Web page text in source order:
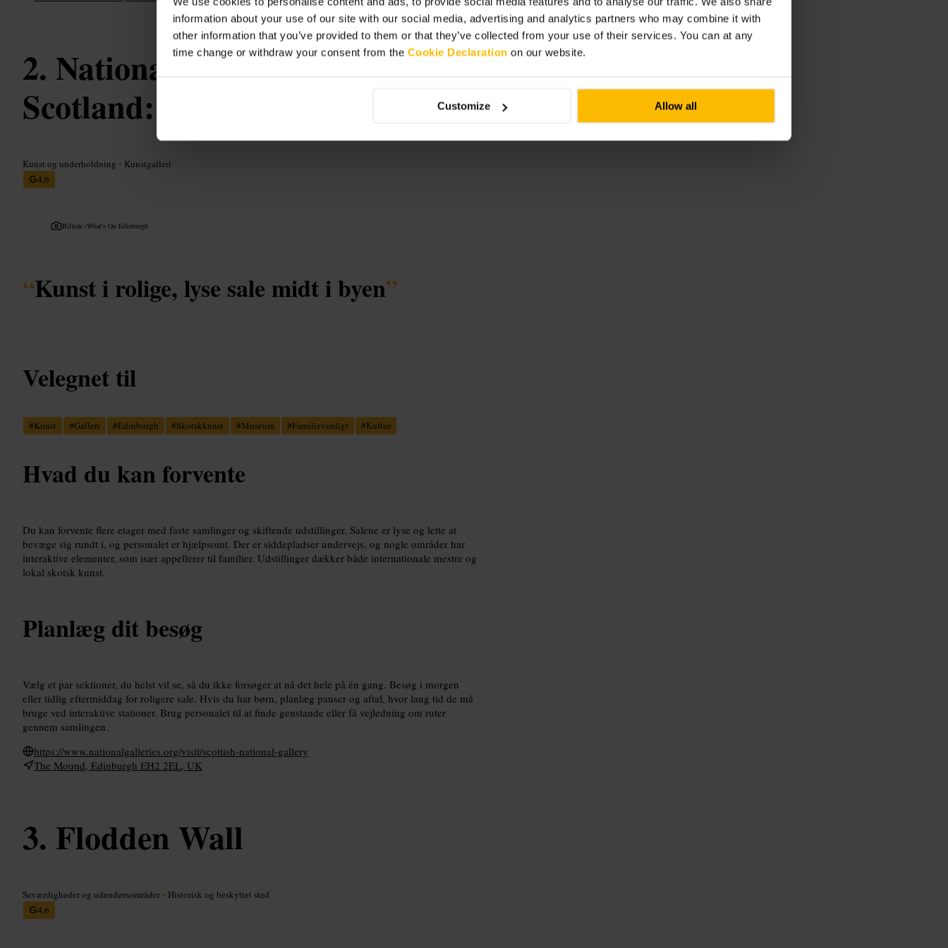
information about your use of our site with our social media, advertising and analytics partners who may combine it with
other information that you’ve provided to them or that they’ve collected from your use of their services. You can at any
time change or withdraw your consent from the Cookie Declaration on our website.
Customize Allow all
National Galleries of
Scotland: National
Kunst og underholdning • Kunstgalleri
4,6
Billede /What's On Edinburgh
“Kunst i rolige, lyse sale midt i byen”
Velegnet til
#Kunst #Galleri #Edinburgh #Skotskkunst #Museum #Familievenligt #Kultur
Hvad du kan forvente
Du kan forvente flere etager med faste samlinger og skiftende udstillinger. Salene er lyse og lette at
bevæge sig rundt i, og personalet er hjælpsomt. Der er siddepladser undervejs, og nogle områder har
interaktive elementer, som især appellerer til familier. Udstillinger dækker både internationale mestre og
lokal skotsk kunst.
Planlæg dit besøg
Vælg et par sektioner, du helst vil se, så du ikke forsøger at nå det hele på én gang. Besøg i morgen
eller tidlig eftermiddag for roligere sale. Hvis du har børn, planlæg pauser og aftal, hvor lang tid de må
bruge ved interaktive stationer. Brug personalet til at finde genstande eller få vejledning om ruter
gennem samlingen.
https://www.nationalgalleries.org/visit/scottish-national-gallery
The Mound, Edinburgh EH2 2EL, UK
Flodden Wall
Seværdigheder og udendørsområder • Historisk og beskyttet sted
4,6